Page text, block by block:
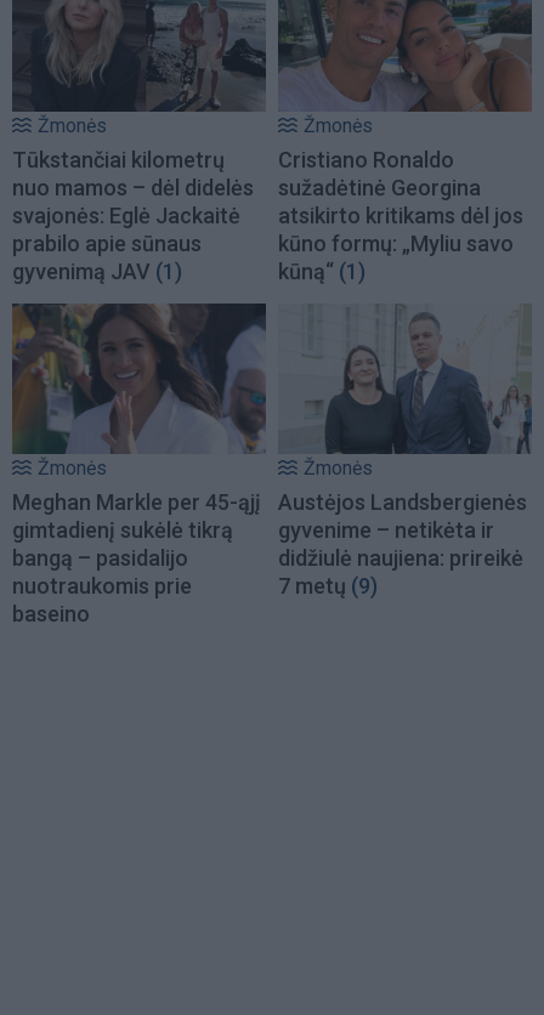
Žmonės
Tūkstančiai kilometrų
nuo mamos – dėl didelės
svajonės: Eglė Jackaitė
prabilo apie sūnaus
gyvenimą JAV (1)
Žmonės
Cristiano Ronaldo
sužadėtinė Georgina
atsikirto kritikams dėl jos
kūno formų: „Myliu savo
kūną“ (1)
Žmonės
Meghan Markle per 45-ąjį
gimtadienį sukėlė tikrą
bangą – pasidalijo
nuotraukomis prie
baseino
Žmonės
Austėjos Landsbergienės
gyvenime – netikėta ir
didžiulė naujiena: prireikė
7 metų (9)